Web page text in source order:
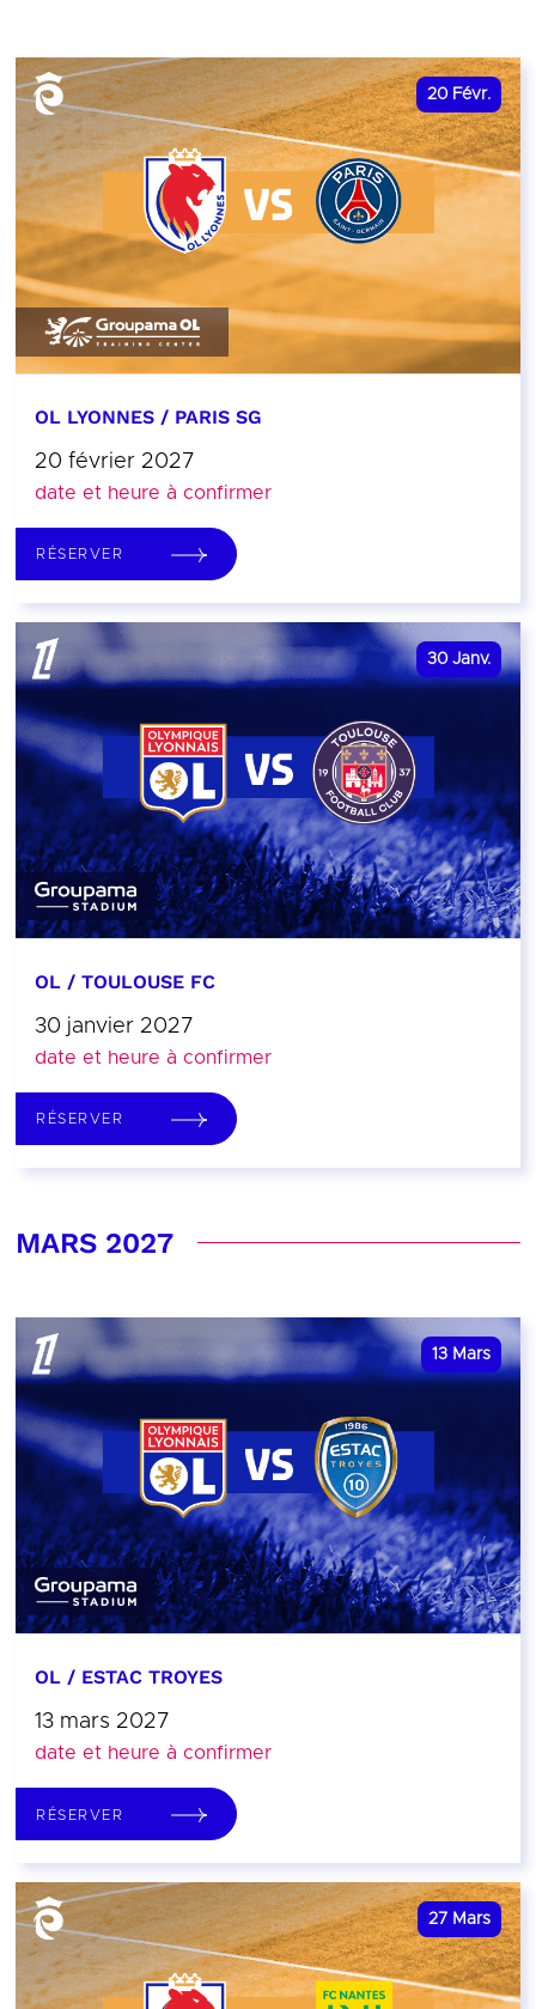
20 Févr.
OL LYONNES / PARIS SG
20 février 2027
date et heure à confirmer
RÉSERVER
30 Janv.
OL / TOULOUSE FC
30 janvier 2027
date et heure à confirmer
RÉSERVER
MARS 2027
13 Mars
OL / ESTAC TROYES
13 mars 2027
date et heure à confirmer
RÉSERVER
27 Mars